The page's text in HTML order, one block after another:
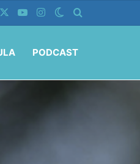
YouTubeInstagramSwitch skin
PODCAST